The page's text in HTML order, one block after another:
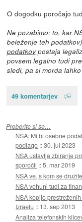
O dogodku poročajo
Ne pozabimo: to, kar
beleženje teh
podatkovpostaja
povsem legalno tudi
sledi, pa si morda
49 komentarjev
Preberite si še…
NSA: Mi bi osebne
podlago ::30. jul 2023
NSA ustavlja zbiranje
sporočil ::5. mar 2019
NSA ve, s kom se družite
NSA vohuni tudi za
NSA kopijo
Izraelu :: 13. sep 2013
Analiza telefonskih